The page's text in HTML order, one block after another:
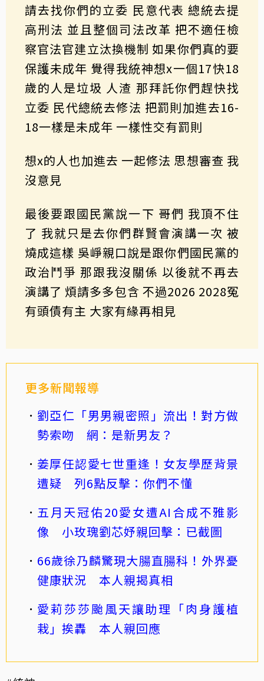
請去找你們的立委 民意代表 總統去提
高刑法 並且整個司法改革 把不適任檢
察官法官建立汰換機制 如果你們真的要
保護未成年 覺得我統神想x一個17快18
歲的人是垃圾 人渣 那拜託你們趕快找
立委 民代總統去修法 把罰則加進去16-
18一樣是未成年 一樣性交有罰則
想x的人也加進去 一起修法 思想審查 我
沒意見
最後要跟國民黨說一下 哥們 我頂不住
了 我就只是去你們群賢會演講一次 被
燒成這樣 吳崢親口說是跟你們國民黨的
政治鬥爭 那跟我沒關係 以後就不再去
演講了 煩請多多包含 不過2026 2028冤
有頭債有主 大家有緣再相見
更多新聞報導
劉亞仁「男男親密照」流出！對方做
勢索吻 網：是新男友？
姜厚任認愛七世重逢！女友學歷背景
遭疑 列6點反擊：你們不懂
五月天冠佑20愛女遭AI合成不雅影
像 小玫瑰劉芯妤親回擊：已截圖
66歲徐乃麟驚現大腸直腸科！外界憂
健康狀況 本人親揭真相
愛莉莎莎颱風天讓助理「肉身護植
栽」挨轟 本人親回應